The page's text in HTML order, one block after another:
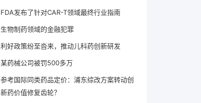
FDA发布了针对CAR-T领域最终行业指南
生物制药领域的金融犯罪
利好政策纷至沓来，推动儿科药创新研发
某药械公司被罚500多万
参考国际同类药品定价：浦东综改方案转动创
新药价值修复齿轮？